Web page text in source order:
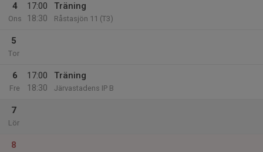
4
Ons
17:00
18:30
Träning
Råstasjön 11 (T3)
5
Tor
6
Fre
17:00
18:30
Träning
Järvastadens IP B
7
Lör
8